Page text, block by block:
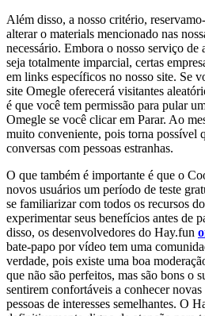
Além disso, a nosso critério,
alterar o materials mencionado nas
necessário. Embora o nosso serviço de
seja totalmente imparcial, certas
em links específicos no nosso site. Se
site Omegle oferecerá visitantes
é que você tem permissão para pular
Omegle se você clicar em Parar. Ao
muito conveniente, pois torna possível
conversas com pessoas estranhas.
O que também é importante é que o
novos usuários um período de teste
se familiarizar com todos os recursos
experimentar seus benefícios antes de
disso, os desenvolvedores do Hay.fun
bate-papo por vídeo tem uma
verdade, pois existe uma boa
que não são perfeitos, mas são bons o
sentirem confortáveis a conhecer
pessoas de interesses semelhantes. O